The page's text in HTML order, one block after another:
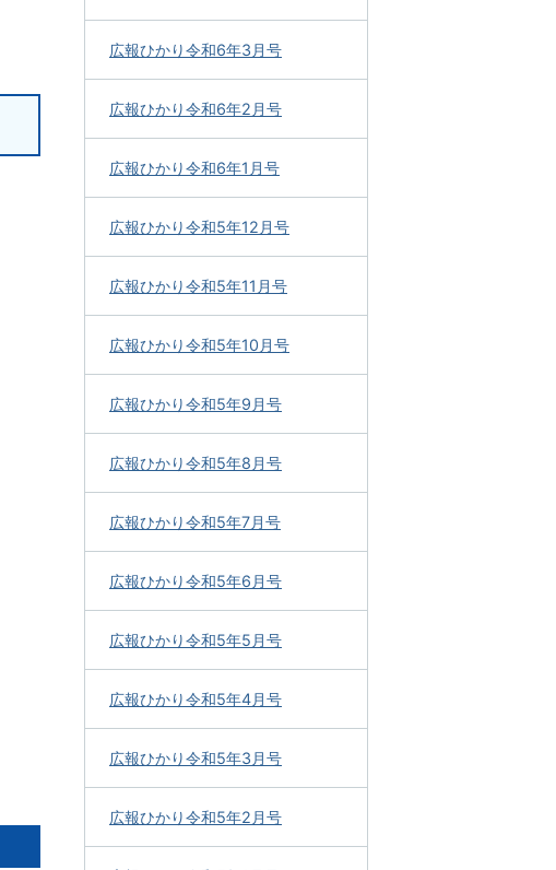
広報ひかり令和6年3月号
広報ひかり令和6年2月号
広報ひかり令和6年1月号
広報ひかり令和5年12月号
広報ひかり令和5年11月号
広報ひかり令和5年10月号
広報ひかり令和5年9月号
広報ひかり令和5年8月号
広報ひかり令和5年7月号
広報ひかり令和5年6月号
広報ひかり令和5年5月号
広報ひかり令和5年4月号
広報ひかり令和5年3月号
広報ひかり令和5年2月号